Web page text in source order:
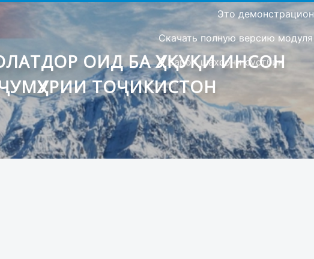
Это
Скачать полную версию
Барои шахсони сустбин
ОИД БА ҲУҚУҚИ ИНСОН
ТОҶИКИСТОН